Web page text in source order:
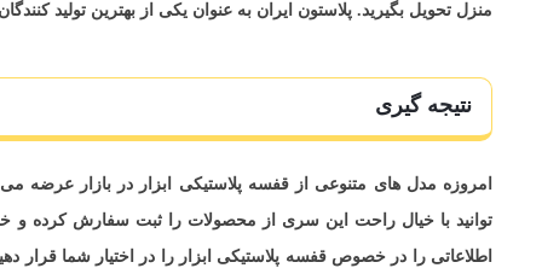
منزل تحویل بگیرید. پلاستون ایران به عنوان یکی از بهترین تولید
نتیجه گیری
امروزه مدل های متنوعی از قفسه پلاستیکی ابزار در بازار
توانید با خیال راحت این سری از محصولات را ثبت سفارش کرده و
اطلاعاتی را در خصوص قفسه پلاستیکی ابزار را در اختیار شما